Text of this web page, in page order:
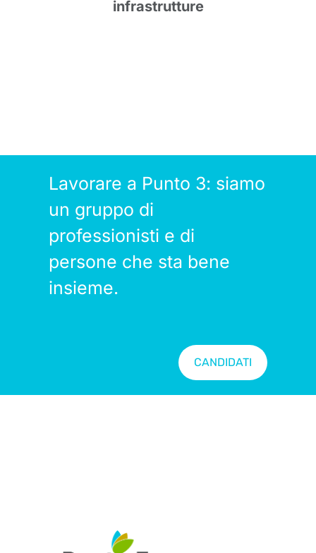
infrastrutture
Lavorare a Punto 3: siamo
un gruppo di
professionisti e di
persone che sta bene
insieme.
CANDIDATI